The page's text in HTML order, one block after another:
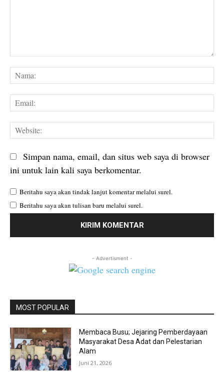
Simpan nama, email, dan situs web saya di browser
ini untuk lain kali saya berkomentar.
Beritahu saya akan tindak lanjut komentar melalui surel.
Beritahu saya akan tulisan baru melalui surel.
- Advertisment -
MOST POPULAR
Membaca Busu; Jejaring Pemberdayaan
Masyarakat Desa Adat dan Pelestarian
Alam
Juni 21, 2026